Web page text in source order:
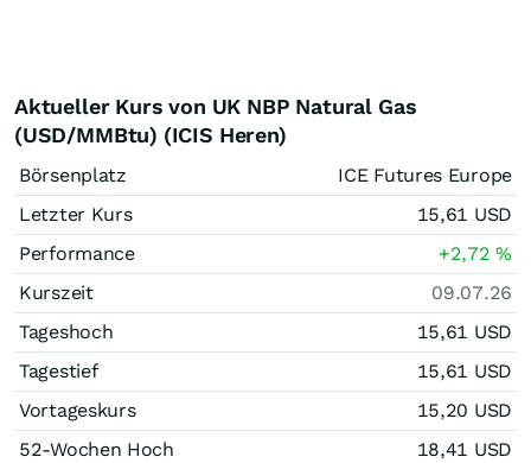
Aktueller Kurs von UK NBP Natural Gas
(USD/MMBtu) (ICIS Heren)
Börsenplatz
ICE Futures Europe
Letzter Kurs
15,61 USD
Performance
+2,72%
Kurszeit
09.07.26
Tageshoch
15,61 USD
Tagestief
15,61 USD
Vortageskurs
15,20 USD
52-Wochen Hoch
18,41 USD